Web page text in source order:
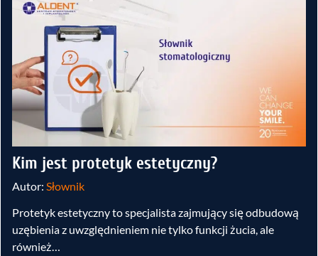
Kim jest protetyk estetyczny?
Autor: Słownik
Protetyk estetyczny to specjalista zajmujący się odbudową
uzębienia z uwzględnieniem nie tylko funkcji żucia, ale
również…